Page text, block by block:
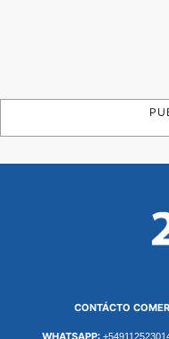
CONTÁCTO
WHATSAPP: